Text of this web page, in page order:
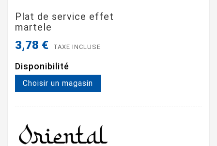
Plat de service effet
martele
3,78 € TAXE INCLUSE
Disponibilité
Choisir un magasin